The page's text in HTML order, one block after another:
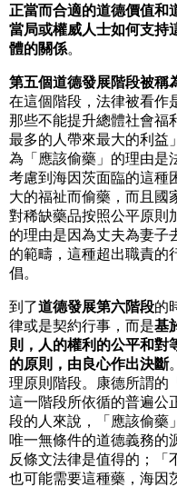
正當而合適的道德價值和
當局或權威人士如何支持
體的關係。
第五個道德發展階段被稱
在這個階段，法律被看作
那些不能提升總體社會福
最多的人帶來最大的利益
為「應該偷藥」的理由是
考慮到海因茨面臨的這種
大的福祉而偷藥，而且國
對稀缺藥品按照公平原則
的理由是因為丈夫為妻子
的範疇，這種超出職責的
倡。
到了道德發展第六階段的
律或是契約行事，而是基
則，人的權利的公平和對
的原則，由良心作出決斷
理原則階段。康德所謂的
這一階段所依循的普遍公
段的人來說，「應該偷藥
唯一無條件的道德義務的
反條文法律是值得的；「
也可能需要這種藥，海因